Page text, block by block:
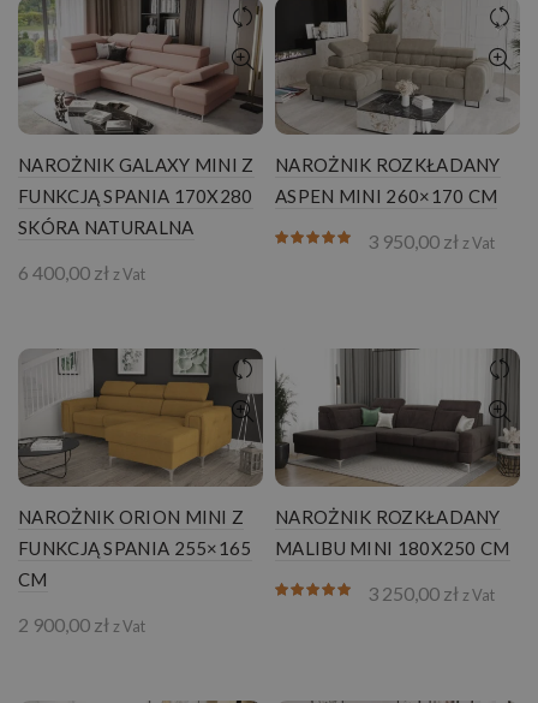
NAROŻNIK GALAXY MINI Z
FUNKCJĄ SPANIA 170X280
SKÓRA NATURALNA
6 400,00 zł z Vat
NAROŻNIK ROZKŁADANY
ASPEN MINI 260×170 CM
3 950,00 zł z Vat
NAROŻNIK ORION MINI Z
FUNKCJĄ SPANIA 255×165
CM
2 900,00 zł z Vat
NAROŻNIK ROZKŁADANY
MALIBU MINI 180X250 CM
3 250,00 zł z Vat